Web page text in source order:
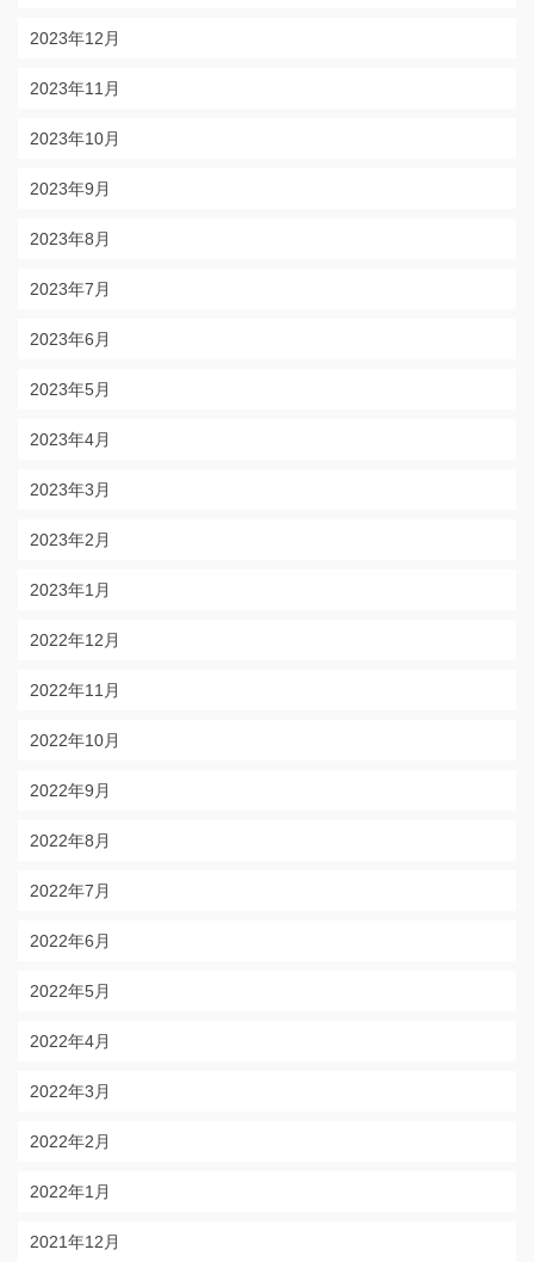
2023年12月
2023年11月
2023年10月
2023年9月
2023年8月
2023年7月
2023年6月
2023年5月
2023年4月
2023年3月
2023年2月
2023年1月
2022年12月
2022年11月
2022年10月
2022年9月
2022年8月
2022年7月
2022年6月
2022年5月
2022年4月
2022年3月
2022年2月
2022年1月
2021年12月